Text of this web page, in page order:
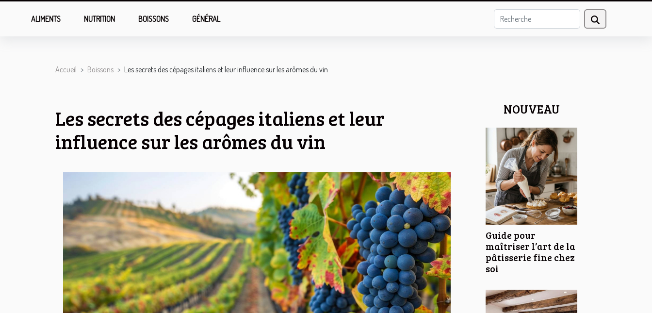
ALIMENTS NUTRITION BOISSONS GÉNÉRAL
Accueil Boissons Les secrets des cépages italiens et leur influence sur les arômes du vin
Les secrets des cépages italiens et leur
influence sur les arômes du vin
NOUVEAU
Guide pour
maîtriser l’art de la
pâtisserie fine chez
soi